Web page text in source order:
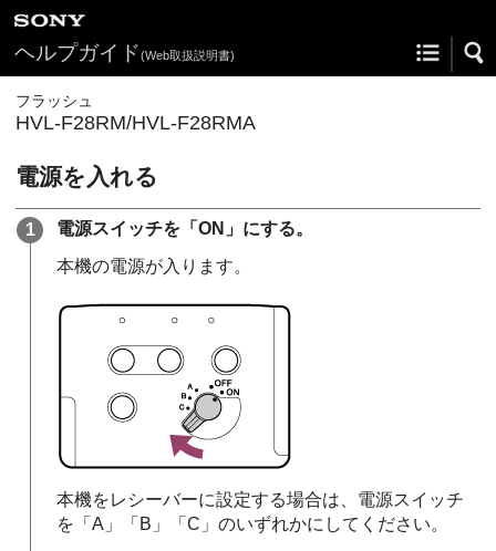
ヘルプガイド(Web取扱説明書)
フラッシュ
HVL-F28RM/HVL-F28RMA
電源を入れる
電源スイッチを「ON」にする。
本機の電源が入ります。
本機をレシーバーに設定する場合は、電源スイッチ
を「A」「B」「C」のいずれかにしてください。